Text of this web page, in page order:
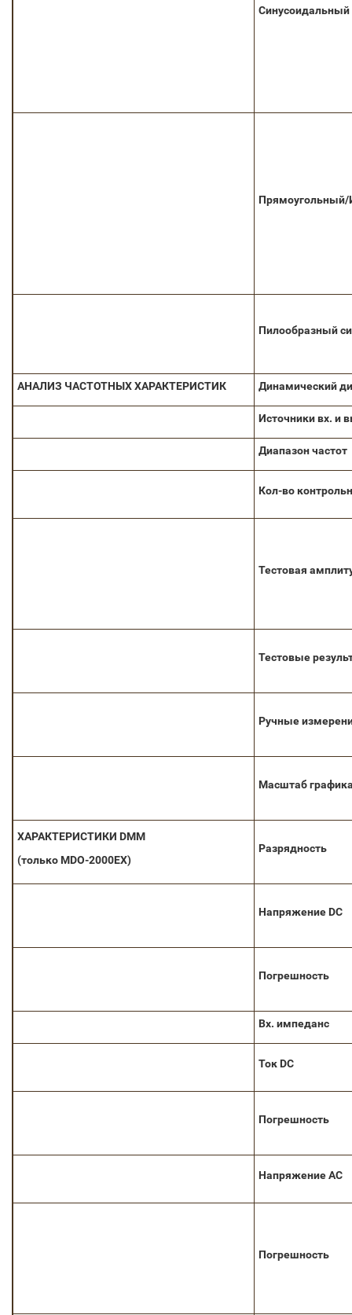
Синусоидальный
Пилообразный
АНАЛИЗ ЧАСТОТНЫХХАРАКТЕРИСТИК Динамический
Источники вх. и
Диапазон частот
Кол-во
Тестовая
Тестовые
Ручные
Масштаб
ХАРАКТЕРИСТИКИ DMM
(только MDO-2000EX)
Разрядность
Напряжение DC
Погрешность
Вх. импеданс
Ток DC
Погрешность
Напряжение AC
Погрешность